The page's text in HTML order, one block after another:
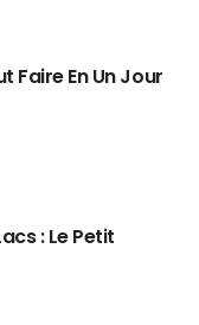
Faire En Un Jour
: Le Petit